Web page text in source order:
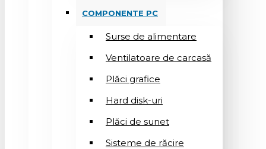
COMPONENTE PC
Surse de alimentare
Ventilatoare de carcasă
Plăci grafice
Hard disk-uri
Plăci de sunet
Sisteme de răcire